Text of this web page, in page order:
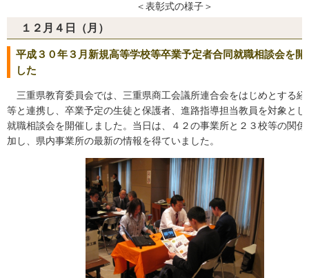
＜表彰式の様子＞
１２月４日（月）
平成３０年３月新規高等学校等卒業予定者合同就職相談会を開
した
三重県教育委員会では、三重県商工会議所連合会をはじめとする経
等と連携し、卒業予定の生徒と保護者、進路指導担当教員を対象とし
就職相談会を開催しました。当日は、４２の事業所と２３校等の関係
加し、県内事業所の最新の情報を得ていました。